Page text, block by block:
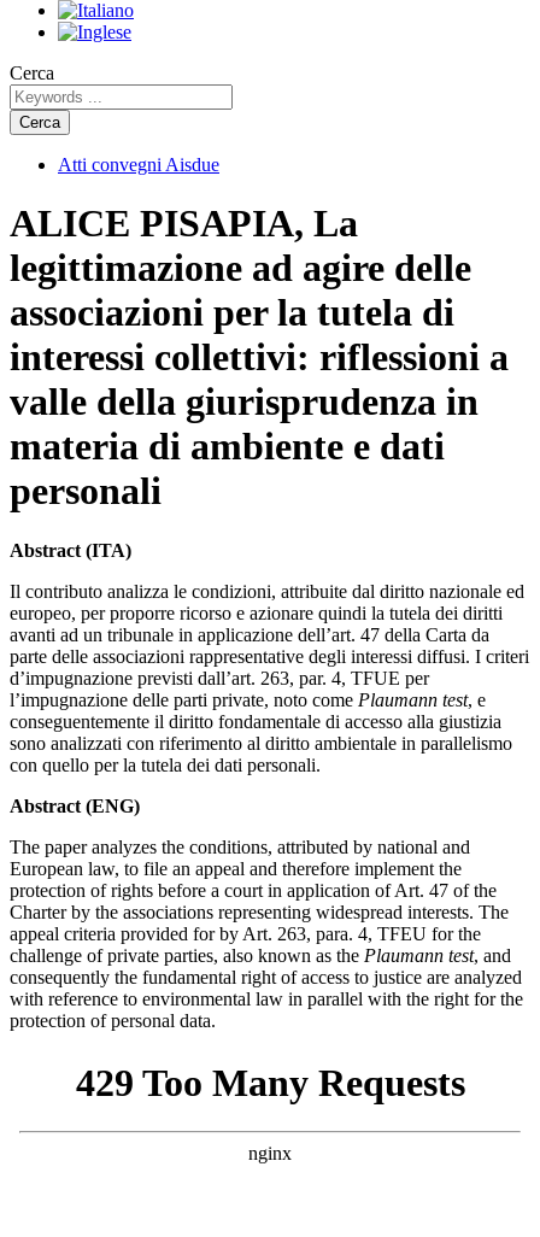
Cerca
Cerca
Atti convegni Aisdue
ALICE PISAPIA, La
legittimazione ad agire delle
associazioni per la tutela di
interessi collettivi: riflessioni a
valle della giurisprudenza in
materia di ambiente e dati
personali
Abstract (ITA)
Il contributo analizza le condizioni, attribuite dal diritto nazionale ed
europeo, per proporre ricorso e azionare quindi la tutela dei diritti
avanti ad un tribunale in applicazione dell’art. 47 della Carta da
parte delle associazioni rappresentative degli interessi diffusi. I criteri
d’impugnazione previsti dall’art. 263, par. 4, TFUE per
l’impugnazione delle parti private, noto come Plaumann test, e
conseguentemente il diritto fondamentale di accesso alla giustizia
sono analizzati con riferimento al diritto ambientale in parallelismo
con quello per la tutela dei dati personali.
Abstract (ENG)
The paper analyzes the conditions, attributed by national and
European law, to file an appeal and therefore implement the
protection of rights before a court in application of Art. 47 of the
Charter by the associations representing widespread interests. The
appeal criteria provided for by Art. 263, para. 4, TFEU for the
challenge of private parties, also known as the Plaumann test, and
consequently the fundamental right of access to justice are analyzed
with reference to environmental law in parallel with the right for the
protection of personal data.